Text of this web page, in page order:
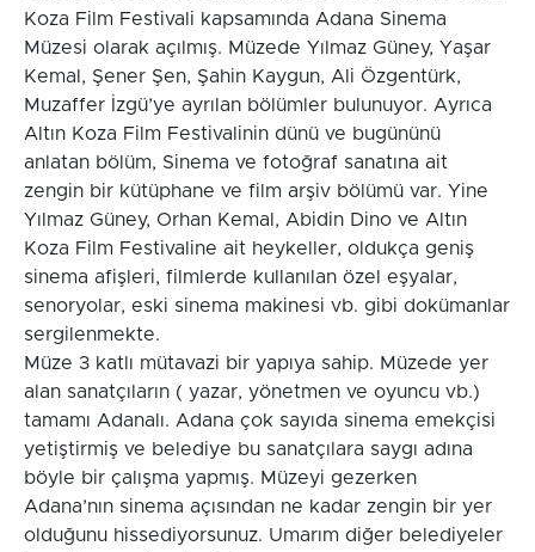
Koza Film Festivali kapsamında Adana Sinema
Müzesi olarak açılmış. Müzede Yılmaz Güney, Yaşar
Kemal, Şener Şen, Şahin Kaygun, Ali Özgentürk,
Muzaffer İzgü’ye ayrılan bölümler bulunuyor. Ayrıca
Altın Koza Film Festivalinin dünü ve bugününü
anlatan bölüm, Sinema ve fotoğraf sanatına ait
zengin bir kütüphane ve film arşiv bölümü var. Yine
Yılmaz Güney, Orhan Kemal, Abidin Dino ve Altın
Koza Film Festivaline ait heykeller, oldukça geniş
sinema afişleri, filmlerde kullanılan özel eşyalar,
senoryolar, eski sinema makinesi vb. gibi dokümanlar
sergilenmekte.
Müze 3 katlı mütavazi bir yapıya sahip. Müzede yer
alan sanatçıların ( yazar, yönetmen ve oyuncu vb.)
tamamı Adanalı. Adana çok sayıda sinema emekçisi
yetiştirmiş ve belediye bu sanatçılara saygı adına
böyle bir çalışma yapmış. Müzeyi gezerken
Adana’nın sinema açısından ne kadar zengin bir yer
olduğunu hissediyorsunuz. Umarım diğer belediyeler